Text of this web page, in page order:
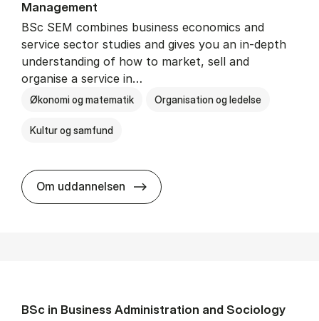
Man­age­ment
BSc SEM combines business economics and
service sector studies and gives you an in-depth
understanding of how to market, sell and
organise a service in…
Økonomi og matematik Organisation og ledelse
Kultur og samfund
Om uddannelsen BSc in Busi­ness Ad­min­is­tra­tion
BSc in Busi­ness Ad­min­is­tra­tion and So­ci­ology